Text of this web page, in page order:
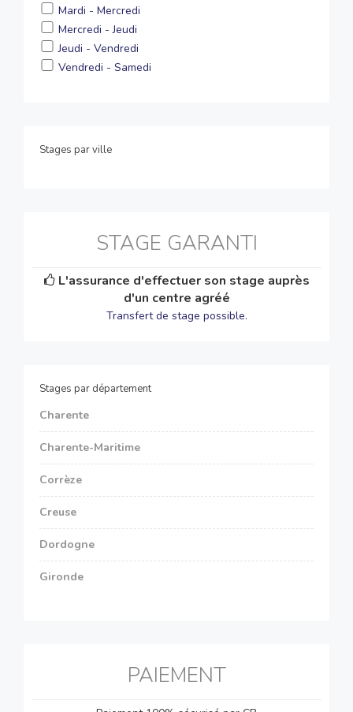
Mardi - Mercredi
Mercredi - Jeudi
Jeudi - Vendredi
Vendredi - Samedi
Stages par ville
STAGE GARANTI
L'assurance d'effectuer son stage auprès
d'un centre agréé
Transfert de stage possible.
Stages par département
Charente
Charente-Maritime
Corrèze
Creuse
Dordogne
Gironde
PAIEMENT